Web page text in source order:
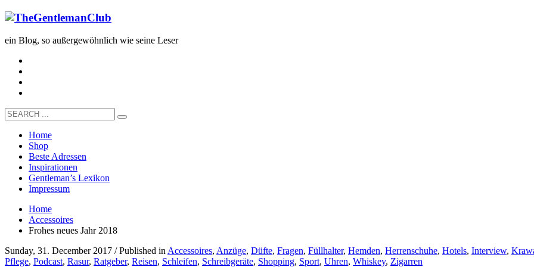
ein Blog, so außergewöhnlich wie seine Leser
Home
Shop
Beste Adressen
Inspirationen
Gentleman’s Lexikon
Impressum
Home
Accessoires
Frohes neues Jahr 2018
Sunday, 31. December 2017 /Published inAccessoires, Anzüge, Düfte, Fragen, Füllhalter, Hemden, Herrenschuhe, Hotels, Interview,
Pflege, Podcast, Rasur, Ratgeber, Reisen, Schleifen, Schreibgeräte, Shopping, Sport, Uhren, Whiskey, Zigarren